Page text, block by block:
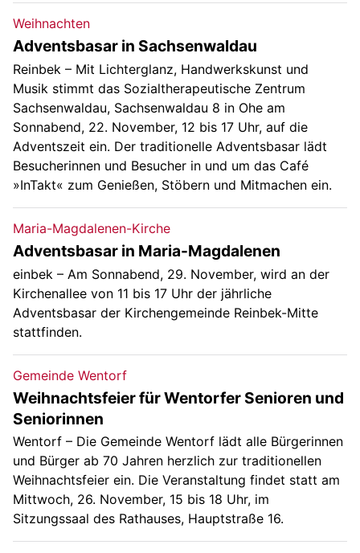
Weihnachten
Adventsbasar in Sachsenwaldau
Reinbek – Mit Lichterglanz, Handwerkskunst und
Musik stimmt das Sozialtherapeutische Zentrum
Sachsenwaldau, Sachsenwaldau 8 in Ohe am
Sonnabend, 22. November, 12 bis 17 Uhr, auf die
Adventszeit ein. Der traditionelle Adventsbasar lädt
Besucherinnen und Besucher in und um das Café
»InTakt« zum Genießen, Stöbern und Mitmachen ein.
Maria-Magdalenen-Kirche
Adventsbasar in Maria-Magdalenen
einbek – Am Sonnabend, 29. November, wird an der
Kirchenallee von 11 bis 17 Uhr der jährliche
Adventsbasar der Kirchengemeinde Reinbek-Mitte
stattfinden.
Gemeinde Wentorf
Weihnachtsfeier für Wentorfer Senioren und
Seniorinnen
Wentorf – Die Gemeinde Wentorf lädt alle Bürgerinnen
und Bürger ab 70 Jahren herzlich zur traditionellen
Weihnachtsfeier ein. Die Veranstaltung findet statt am
Mittwoch, 26. November, 15 bis 18 Uhr, im
Sitzungssaal des Rathauses, Hauptstraße 16.